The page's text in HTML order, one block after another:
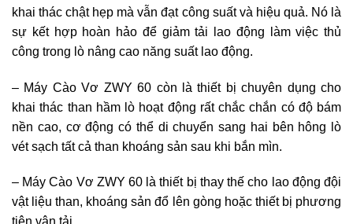
khai thác chật hẹp mà vẫn đạt công suất và hiệu quả. Nó là
sự kết hợp hoàn hảo để giảm tải lao động làm việc thủ
công trong lò nâng cao năng suất lao động.
– Máy Cào Vơ ZWY 60 còn là thiết bị chuyên dụng cho
khai thác than hầm lò hoạt động rất chắc chắn có độ bám
nền cao, cơ động có thể di chuyển sang hai bên hông lò
vét sạch tất cả than khoáng sản sau khi bắn mìn.
– Máy Cào Vơ ZWY 60 là thiết bị thay thế cho lao động đội
vật liệu than, khoáng sản đổ lên gòng hoặc thiết bị phương